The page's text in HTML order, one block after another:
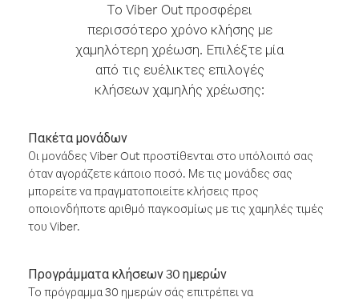
Το Viber Out προσφέρει
περισσότερο χρόνο κλήσης με
χαμηλότερη χρέωση. Επιλέξτε μία
από τις ευέλικτες επιλογές
κλήσεων χαμηλής χρέωσης:
Πακέτα μονάδων
Οι μονάδες Viber Out προστίθενται στο υπόλοιπό σας
όταν αγοράζετε κάποιο ποσό. Με τις μονάδες σας
μπορείτε να πραγματοποιείτε κλήσεις προς
οποιονδήποτε αριθμό παγκοσμίως με τις χαμηλές τιμές
του Viber.
Προγράμματα κλήσεων 30 ημερών
Το πρόγραμμα 30 ημερών σάς επιτρέπει να